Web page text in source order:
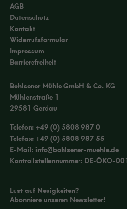
AGB
Datenschutz
Kontakt
Widerrufsformular
Impressum
Barrierefreiheit
Bohlsener Mühle GmbH & Co. KG
Mühlenstraße 1
29581 Gerdau
Telefon: +49 (0) 5808 987 0
Telefax: +49 (0) 5808 987 55
E-Mail: info@bohlsener-muehle.de
Kontrollstellennummer: DE-ÖKO-001
Lust auf Neuigkeiten?
Abonniere unseren Newsletter!